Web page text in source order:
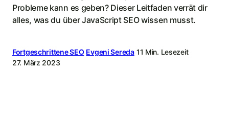
Probleme kann es geben? Dieser Leitfaden verrät dir
alles, was du über JavaScript SEO wissen musst.
Fortgeschrittene SEO Evgeni Sereda 11 Min. Lesezeit
27. März 2023